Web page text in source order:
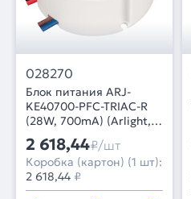
028270
Блок питания ARJ-
KE40700-PFC-TRIAC-R
(28W, 700mA) (Arlight,
IP44 Пластик, 5 лет)
2 618,44₽/шт
Коробка (картон) (1 шт):
2 618,44 ₽